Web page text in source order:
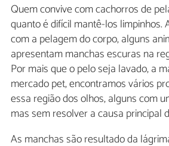
Quem convive com cachorros de
quanto é difícil mantê-los limpinhos.
com a pelagem do corpo, alguns
apresentam manchas escuras na
Por mais que o pelo seja lavado, a
mercado pet, encontramos vários
essa região dos olhos, alguns com
mas sem resolver a causa principal
As manchas são resultado da